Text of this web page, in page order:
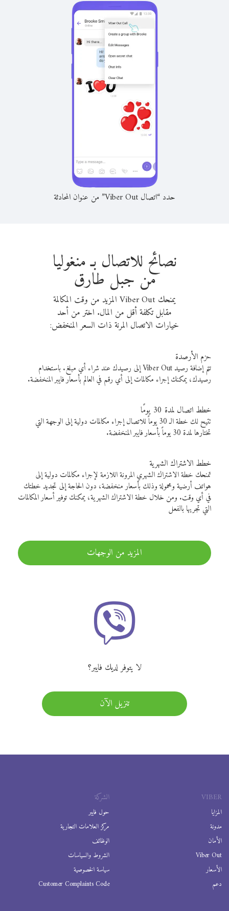
حدد “اتصال Viber Out” من عنوان المحادثة
نصائح للاتصال بـ منغوليا
من جبل طارق
يمنحك Viber Out المزيد من وقت المكالمة
مقابل تكلفة أقل من المال. اختر من أحد
خيارات الاتصال المرنة ذات السعر المنخفض:
حزم الأرصدة
تتم إضافة رصيد Viber Out إلى رصيدك عند شراء أي مبلغ. باستخدام
رصيدك، يمكنك إجراء مكالمات إلى أي رقم في العالم بأسعار فايبر المنخفضة.
خطط اتصال لمدة 30 يومًا
تتيح لك خطة الـ 30 يوماً للاتصال إجراء مكالمات دولية إلى الوجهة التي
تختارها لمدة 30 يوماً بأسعار فايبر المنخفضة.
خطط الاشتراك الشهرية
تمنحك خطة الاشتراك الشهري المرونة اللازمة لإجراء مكالمات دولية إلى
هواتف أرضية ومحمولة وذلك بأسعار منخفضة، دون الحاجة إلى تجديد خطتك
في أي وقت. ومن خلال خطة الاشتراك الشهرية، يمكنك توفير أسعار المكالمات
التي تجريها بالفعل
المزيد من الوجهات
لا يتوفر لديك فايبر؟
تنزيل الآن
VIBER
المزايا
مدونة
الأمان
Viber Out
الأسعار
دعم
الشركة
حول فايبر
مركز العلامات التجارية
الوظائف
الشروط والسياسات
سياسة الخصوصية
Customer Complaints Code